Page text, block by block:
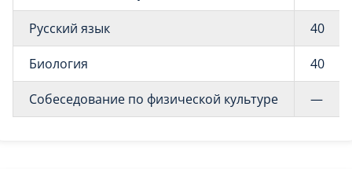
Русский язык 40
Биология 40
Собеседование по физической культуре —